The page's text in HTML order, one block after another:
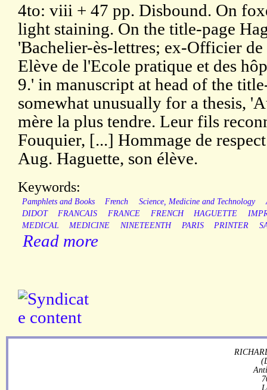
4to: viii + 47 pp. Disbound. On
light staining. On the title-page
'Bachelier-ès-lettres; ex-Officier de
Elève de l'Ecole pratique et des
9.' in manuscript at head of the
somewhat unusually for a thesis,
mère la plus tendre. Leur fils
Fouquier, [...] Hommage de
Aug. Haguette, son élève.
Keywords:
Pamphlets and Books French Science, Medicine and Technology
DIDOT
FRANCAIS FRANCE FRENCH HAGUETTE
MEDICAL
MEDICINE NINETEENTH PARIS PRINTER
Read more